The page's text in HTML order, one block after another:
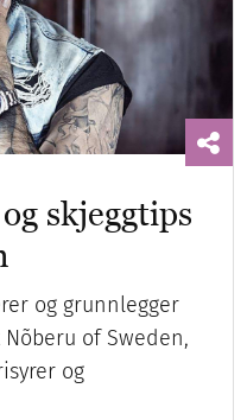
skjeggtips
og grunnlegger
of Sweden,
og